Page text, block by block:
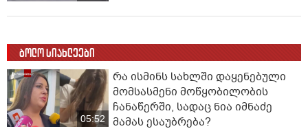
ბოლო სიახლეები
05:52
რა ისმინს სახლში დაყენებული
მომსასმენი მოწყობილობის
ჩანაწერში, სადაც ნია იმნაძე
მამას ესაუბრება?